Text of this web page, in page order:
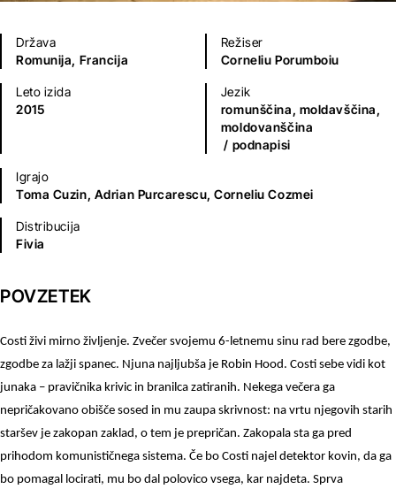
Država
Romunija, Francija
Režiser
Corneliu Porumboiu
Leto izida
2015
Jezik
romunščina, moldavščina,
moldovanščina
/ podnapisi
Igrajo
Toma Cuzin, Adrian Purcarescu,Corneliu Cozmei
Distribucija
Fivia
POVZETEK
Costi živi mirno življenje. Zvečer svojemu 6-letnemu sinu rad bere zgodbe,
zgodbe za lažji spanec. Njuna najljubša je Robin Hood. Costi sebe vidi kot
junaka – pravičnika krivic in branilca zatiranih. Nekega večera ga
nepričakovano obišče sosed in mu zaupa skrivnost: na vrtu njegovih starih
staršev je zakopan zaklad, o tem je prepričan. Zakopala sta ga pred
prihodom komunističnega sistema. Če bo Costi najel detektor kovin, da ga
bo pomagal locirati, mu bo dal polovico vsega, kar najdeta. Sprva